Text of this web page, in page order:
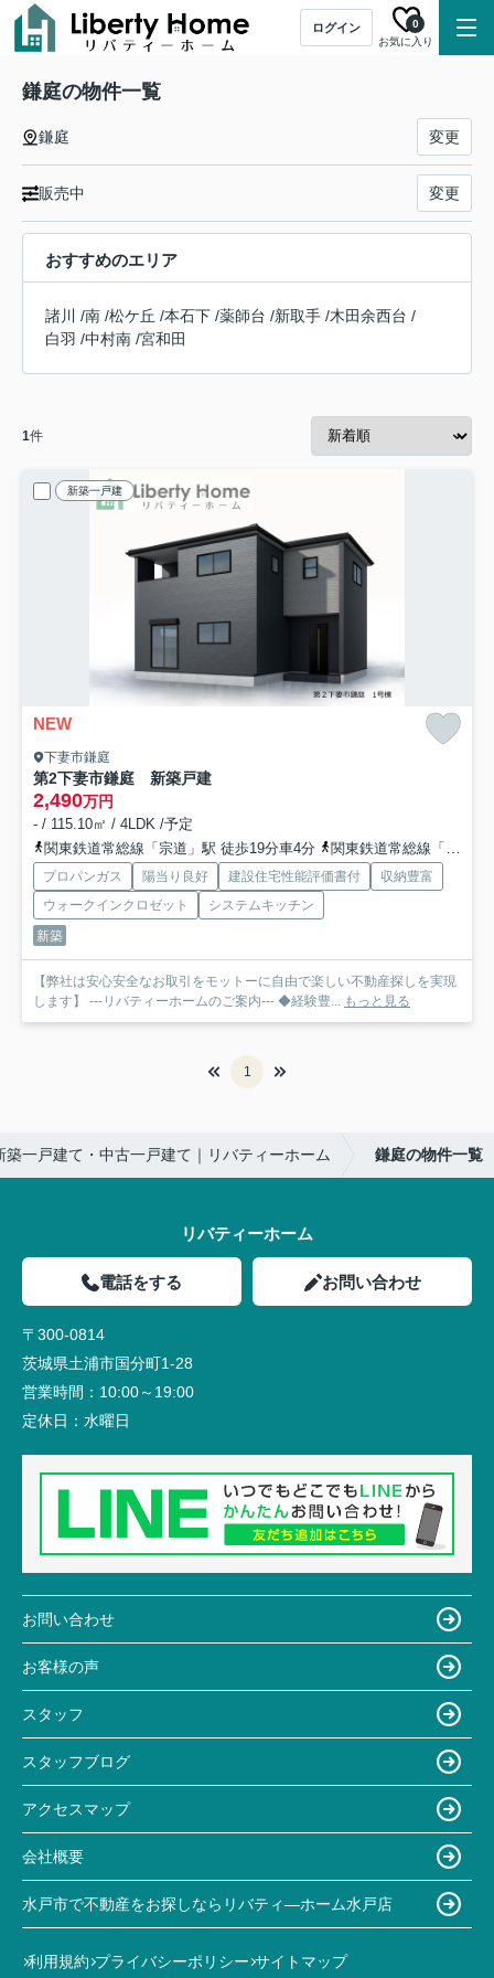
ログイン
お気に入り
0
鎌庭の物件一覧
鎌庭 変更
販売中 変更
おすすめのエリア
諸川 /南 /松ケ丘 /本石下 /薬師台 /新取手 /木田余西台 /
白羽 /中村南 /宮和田
1件
新築一戸建
NEW
下妻市鎌庭
第2下妻市鎌庭 新築戸建
2,490万円
- / 115.10㎡ / 4LDK /予定
関東鉄道常総線「宗道」駅 徒歩19分車4分
関東鉄道常総線「玉村」駅 徒歩36分
プロパンガス 陽当り良好 建設住宅性能評価書付
収納豊富
ウォークインクロゼット
システムキッチン
新築
【弊社は安心安全なお取引をモットーに自由で楽しい不動産探しを実現
します】 ---リバティーホームのご案内--- ◆経験豊... もっと見る
1
築一戸建て・中古一戸建て｜リバティーホーム 鎌庭の物件一覧
リバティーホーム
電話をする お問い合わせ
〒300-0814
茨城県土浦市国分町1-28
営業時間： 10:00～19:00
定休日： 水曜日
お問い合わせ
お客様の声
スタッフ
スタッフブログ
アクセスマップ
会社概要
水戸市で不動産をお探しならリバティ―ホーム水戸店
利用規約 プライバシーポリシー サイトマップ